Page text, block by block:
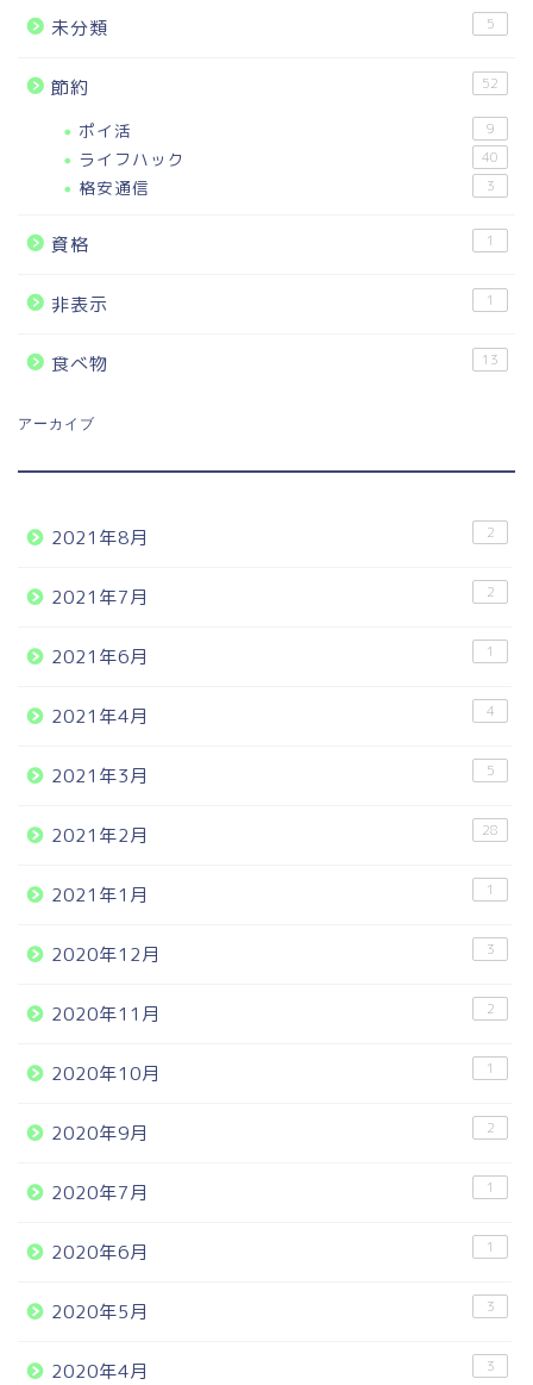
未分類 5
節約 52
ポイ活 9
ライフハック 40
格安通信 3
資格 1
非表示 1
食べ物 13
アーカイブ
2021年8月 2
2021年7月 2
2021年6月 1
2021年4月 4
2021年3月 5
2021年2月 28
2021年1月 1
2020年12月 3
2020年11月 2
2020年10月 1
2020年9月 2
2020年7月 1
2020年6月 1
2020年5月 3
2020年4月 3